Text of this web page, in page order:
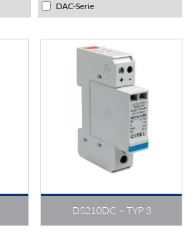
DAC-Serie
DS210DC – TYP 3
Überspannungsschutz
Typ 3